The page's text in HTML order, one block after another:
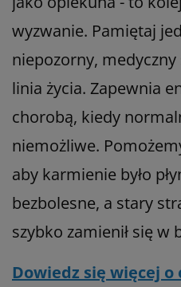
wyzwanie. Pamiętaj
niepozorny,
linia życia. Zapewnia
chorobą, kiedy
niemożliwe.
aby karmienie było
bezbolesne, a stary
szybko zamienił się w
Dowiedz się więcej